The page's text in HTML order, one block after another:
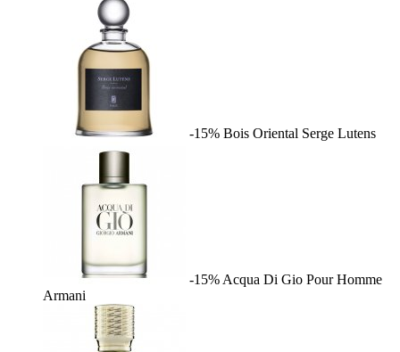
-15% Bois Oriental Serge Lutens
-15% Acqua Di Gio Pour Homme
Armani